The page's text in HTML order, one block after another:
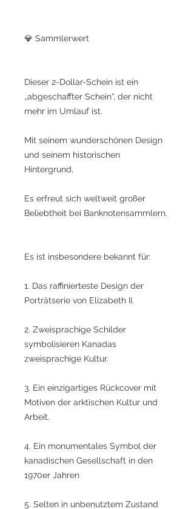
💎 Sammlerwert
Dieser 2-Dollar-Schein ist ein
„abgeschaffter Schein“, der nicht
mehr im Umlauf ist.
Mit seinem wunderschönen Design
und seinem historischen
Hintergrund,
Es erfreut sich weltweit großer
Beliebtheit bei Banknotensammlern.
Es ist insbesondere bekannt für:
1. Das raffinierteste Design der
Porträtserie von Elizabeth II.
2. Zweisprachige Schilder
symbolisieren Kanadas
zweisprachige Kultur.
3. Ein einzigartiges Rückcover mit
Motiven der arktischen Kultur und
Arbeit.
4. Ein monumentales Symbol der
kanadischen Gesellschaft in den
1970er Jahren
5. Selten in unbenutztem Zustand